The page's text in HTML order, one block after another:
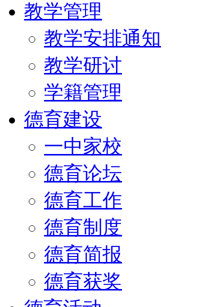
教学管理
教学安排通知
教学研讨
学籍管理
德育建设
一中家校
德育论坛
德育工作
德育制度
德育简报
德育获奖